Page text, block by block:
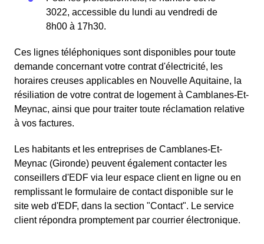
3022, accessible du lundi au vendredi de
8h00 à 17h30.
Ces lignes téléphoniques sont disponibles pour toute
demande concernant votre contrat d'électricité, les
horaires creuses applicables en Nouvelle Aquitaine, la
résiliation de votre contrat de logement à Camblanes-Et-
Meynac, ainsi que pour traiter toute réclamation relative
à vos factures.
Les habitants et les entreprises de Camblanes-Et-
Meynac (Gironde) peuvent également contacter les
conseillers d'EDF via leur espace client en ligne ou en
remplissant le formulaire de contact disponible sur le
site web d'EDF, dans la section "Contact". Le service
client répondra promptement par courrier électronique.